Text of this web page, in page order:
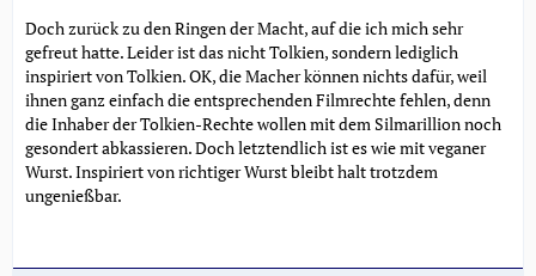
Doch zurück zu den Ringen der Macht, auf die ich mich sehr
gefreut hatte. Leider ist das nicht Tolkien, sondern lediglich
inspiriert von Tolkien. OK, die Macher können nichts dafür, weil
ihnen ganz einfach die entsprechenden Filmrechte fehlen, denn
die Inhaber der Tolkien-Rechte wollen mit dem Silmarillion noch
gesondert abkassieren. Doch letztendlich ist es wie mit veganer
Wurst. Inspiriert von richtiger Wurst bleibt halt trotzdem
ungenießbar.